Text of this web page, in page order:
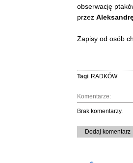
obserwację
przez
Zapisy od osób
Tagi RADKÓW
Komentarze:
Brak komentarzy.
Dodaj komentarz